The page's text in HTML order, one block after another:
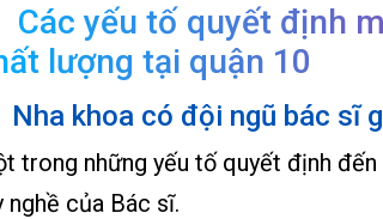
Các yếu tố quyết định
lượng tại quận 10
Nha khoa có đội ngũ bác sĩ
trong những yếu tố quyết định
nghề của Bác sĩ.